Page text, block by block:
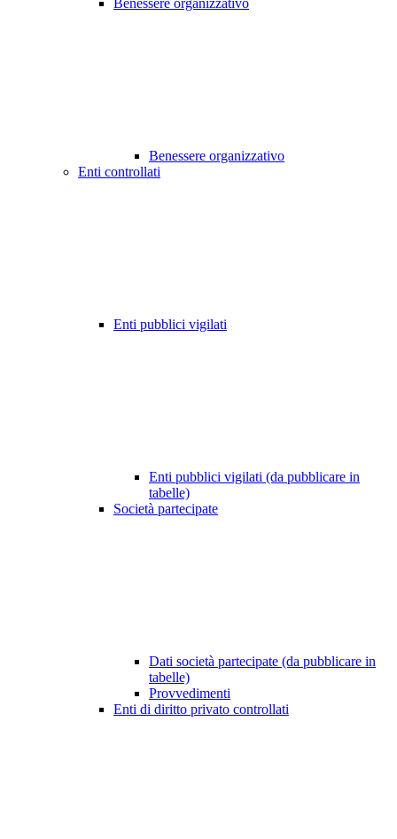
Benessere organizzativo
Benessere organizzativo
Enti controllati
Enti pubblici vigilati
Enti pubblici vigilati (da pubblicare in
tabelle)
Società partecipate
Dati società partecipate (da pubblicare in
tabelle)
Provvedimenti
Enti di diritto privato controllati